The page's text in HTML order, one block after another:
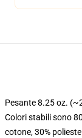
Pesante 8.25 oz.
Colori stabili sono
cotone, 30%